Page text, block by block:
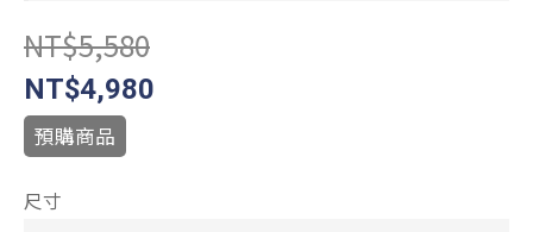
NT$5,580
NT$4,980
預購商品
尺寸